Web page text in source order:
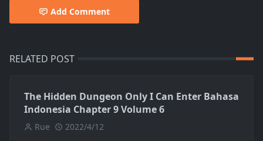
Add Comment
RELATED POST
The Hidden Dungeon Only I Can Enter Bahasa
Indonesia Chapter 9 Volume 6
Rue 2022/4/12